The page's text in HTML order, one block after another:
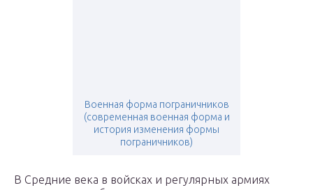
Военная форма пограничников
(современная военная форма и
история изменения формы
пограничников)
В Средние века в войсках и регулярных армиях